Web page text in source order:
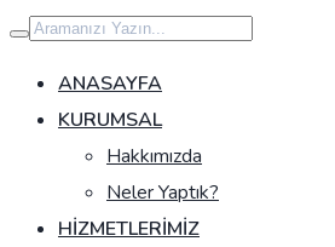
İçeriğe
geç
ANASAYFA
KURUMSAL
Hakkımızda
Neler Yaptık?
HIZMETLERIMIZ